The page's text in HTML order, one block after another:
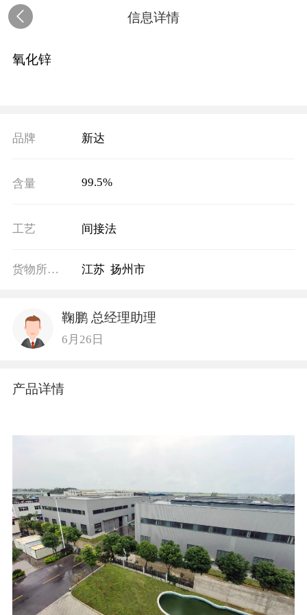
信息详情
氧化锌
品牌 新达
含量 99.5%
工艺 间接法
货物所在地 江苏 扬州市
鞠鹏 总经理助理
6月26日
产品详情